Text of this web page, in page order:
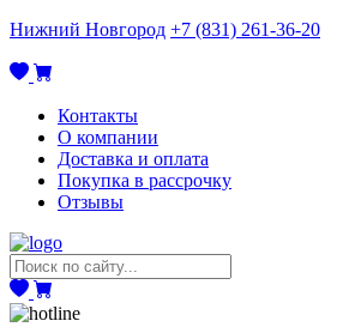
Нижний Новгород +7 (831) 261-36-20
Контакты
О компании
Доставка и оплата
Покупка в рассрочку
Отзывы